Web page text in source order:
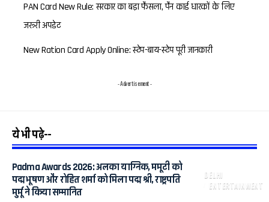
PAN Card New Rule: सरकार का बड़ा फैसला, पैन कार्ड धारकों के लिए
जरूरी अपडेट
New Ration Card Apply Online: स्टेप-बाय-स्टेप पूरी जानकारी
- Advertisement -
ये भी पढ़े--
DELHI
ENTERTAINMENT
Padma Awards 2026: अलका याग्निक, ममूटी को
पद्म भूषण और रोहित शर्मा को मिला पद्म श्री, राष्ट्रपति
मुर्मू ने किया सम्मानित